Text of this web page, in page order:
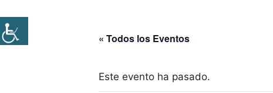
« Todos los Eventos
Este evento ha pasado.